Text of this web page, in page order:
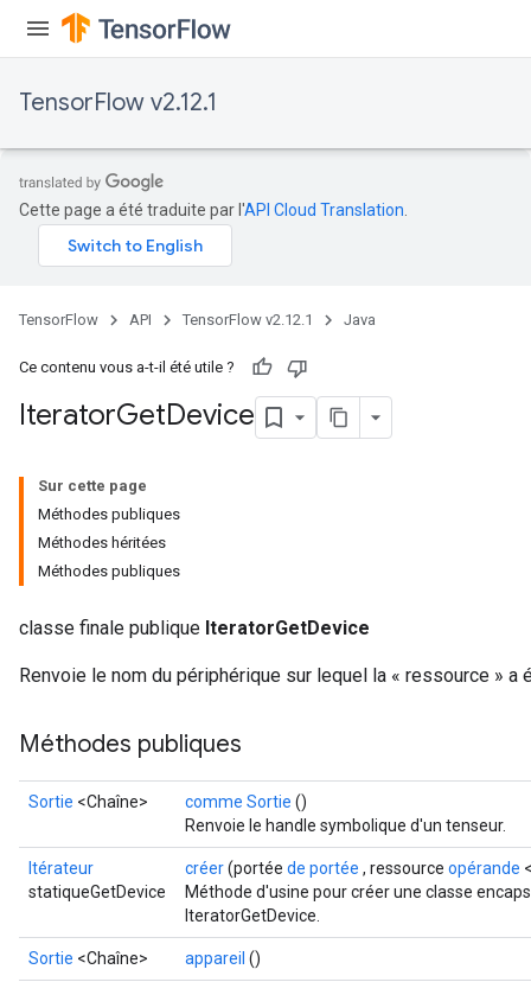
TensorFlow v2.12.1
Cette page a été traduite par l'API Cloud Translation
TensorFlow API TensorFlow v2.12.1 Java
Ce contenu vous a-t-il été utile ?
IteratorGetDevice
Sur cette page
Méthodes publiques
Méthodes héritées
Méthodes publiques
classe finale publique IteratorGetDevice
Renvoie le nom du périphérique sur lequel la « ressource » a
Méthodes publiques
Sortie <Chaîne> comme Sortie ()
Renvoie le handle symbolique d'un tenseur.
Itérateur
statiqueGetDevice
créer(portée de portée , ressource opérande
Méthode d'usine pour créer une classe
IteratorGetDevice.
Sortie <Chaîne> appareil ()